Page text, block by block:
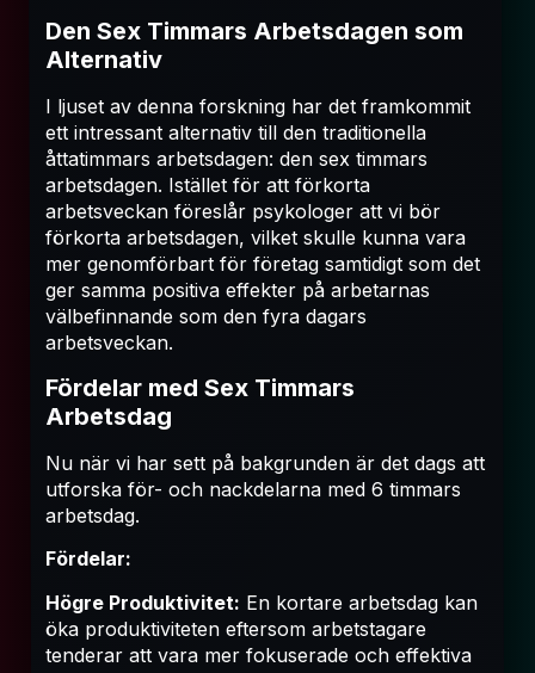
Den Sex Timmars Arbetsdagen som
Alternativ
I ljuset av denna forskning har det framkommit
ett intressant alternativ till den traditionella
åttatimmars arbetsdagen: den sex timmars
arbetsdagen. Istället för att förkorta
arbetsveckan föreslår psykologer att vi bör
förkorta arbetsdagen, vilket skulle kunna vara
mer genomförbart för företag samtidigt som det
ger samma positiva effekter på arbetarnas
välbefinnande som den fyra dagars
arbetsveckan.
Fördelar med Sex Timmars
Arbetsdag
Nu när vi har sett på bakgrunden är det dags att
utforska för- och nackdelarna med 6 timmars
arbetsdag.
Fördelar:
Högre Produktivitet: En kortare arbetsdag kan
öka produktiviteten eftersom arbetstagare
tenderar att vara mer fokuserade och effektiva